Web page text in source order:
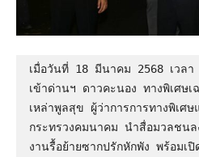
เมื่อวันที่ 18 มีนาคม 2568 เว
เข้าด่านฯ ดาวคะนอง ทางพิเศษ
เหล่าพูลสุข ผู้ว่าการการทางพิเศ
กระทรวงคมนาคม นำสื่อมวลชน
งานรื้อย้ายซากปรักหักพัง พร้อมเ